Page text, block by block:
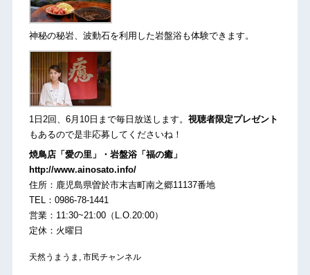
神秘の秘岩、波動石を利用した岩盤浴も体験できます。
1日2回、6月10日まで毎日放送します。 視聴者限定プレゼント
もあるので是非応募してくださいね！
焼鳥店「愛の里」・岩盤浴「福の癒」
http://www.ainosato.info/
住所：鹿児島県曽於市末吉町南之郷11137番地
TEL：0986-78-1441
営業：11:30~21:00（L.O.20:00）
定休：火曜日
天然うまうま , 市民チャンネル